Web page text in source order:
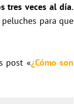
tres veces al día.
para que
post «¿Cómo son